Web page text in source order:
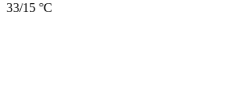
33/15 °C